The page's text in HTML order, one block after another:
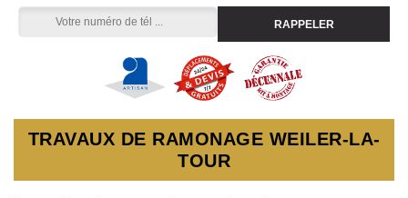
TRAVAUX DE RAMONAGE WEILER-LA-
TOUR